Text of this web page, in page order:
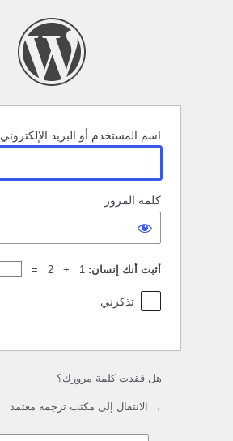
اسم المستخدم أو البريد الإلكتروني
كلمة المرور
أثبت أنك إنسان: 1 + 2 =
تذكرني
هل فقدت كلمة مرورك؟
→ الانتقال إلى مكتب ترجمة معتمد